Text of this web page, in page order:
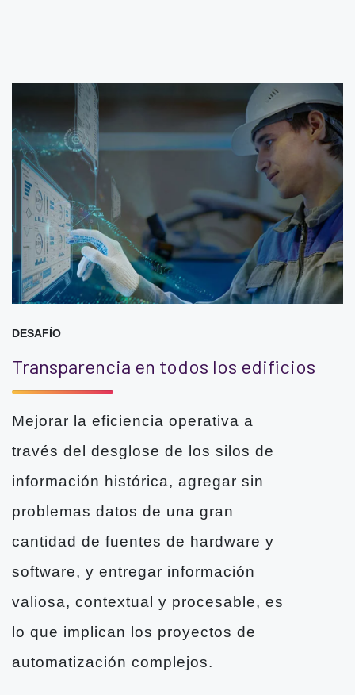
DESAFÍO
Transparencia en todos los edificios
Mejorar la eficiencia operativa a
través del desglose de los silos de
información histórica, agregar sin
problemas datos de una gran
cantidad de fuentes de hardware y
software, y entregar información
valiosa, contextual y procesable, es
lo que implican los proyectos de
automatización complejos.